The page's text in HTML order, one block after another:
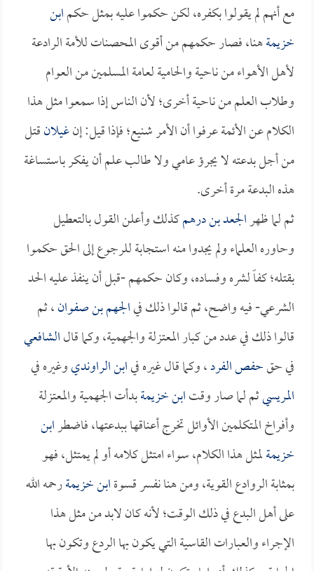
مع أنهم لم يقولوا بكفره، لكن حكموا عليه بمثل حكمابن
خزيمةهنا، فصار حكمهم من أقوى المحصنات للأمة الرادعة
لأهل الأهواء من ناحية والحامية لعامة المسلمين من العوام
وطلاب العلم من ناحية أخرى؛ لأن الناس إذا سمعوا مثل هذا
الكلام عن الأئمة عرفوا أن الأمر شنيع؛ فإذا قيل: إنغيلانقتل
من أجل بدعته لا يجرؤ عامي ولا طالب علم أن يفكر باستساغة
هذه البدعة مرة أخرى.
ثم لما ظهرالجعد بن درهمكذلك وأعلن القول بالتعطيل
وحاوره العلماء ولم يجدوا منه استجابة للرجوع إلى الحق حكموا
بقتله؛ كفاً لشره وفساده، وكان حكمهم -قبل أن ينفذ عليه الحد
الشرعي- فيه واضح، ثم قالوا ذلك فيالجهم بن صفوان، ثم
قالوا ذلك في عدد من كبار المعتزلة والجهمية، وكما قالالشافعي
في حقحفص الفرد، وكما قال غيره فيابن الراونديوغيره في
المريسيثم لما صار وقتابن خزيمةبدأت الجهمية والمعتزلة
وأفراخ المتكلمين الأوائل تخرج أعناقها ببدعتها، فاضطرابن
خزيمةلمثل هذا الكلام، سواء امتثل كلامه أو لم يمتثل، فهو
بمثابة الروادع القوية، ومن هنا نفسر قسوةابن خزيمةرحمه الله
على أهل البدع في ذلك الوقت؛ لأنه كان لابد من مثل هذا
الإجراء والعبارات القاسية التي يكون بها الردع وتكون بها